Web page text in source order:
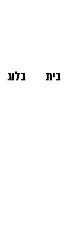
בית בלוג